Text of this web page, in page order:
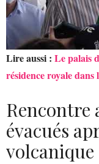
Lire aussi : Le palais
résidence royale dans
Rencontre
évacués
volcanique